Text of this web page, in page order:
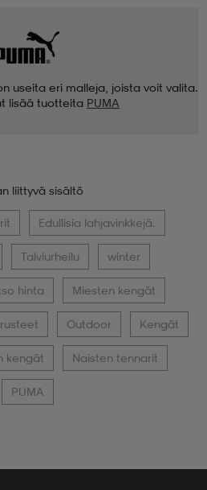
useita eri malleja, joista voit valita.
lisää tuotteita PUMA
liittyvä sisältö
Edullisia lahjavinkkejä.
Talviurheilu winter
hinta Miesten kengät
Outdoor Kengät
kengät Naisten tennarit
PUMA